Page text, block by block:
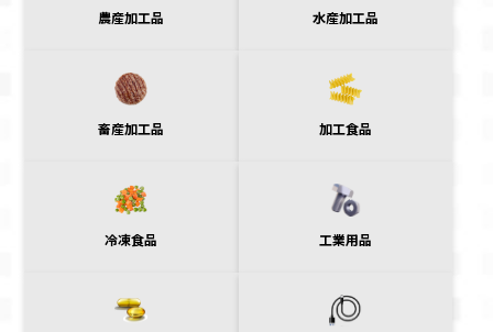
農産加工品 水産加工品
畜産加工品 加工食品
冷凍食品 工業用品